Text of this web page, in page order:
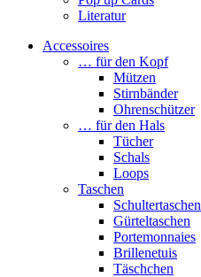
Literatur
Accessoires
… für den Kopf
Mützen
Stirnbänder
Ohrenschützer
… für den Hals
Tücher
Schals
Loops
Taschen
Schultertaschen
Gürteltaschen
Portemonnaies
Brillenetuis
Täschchen